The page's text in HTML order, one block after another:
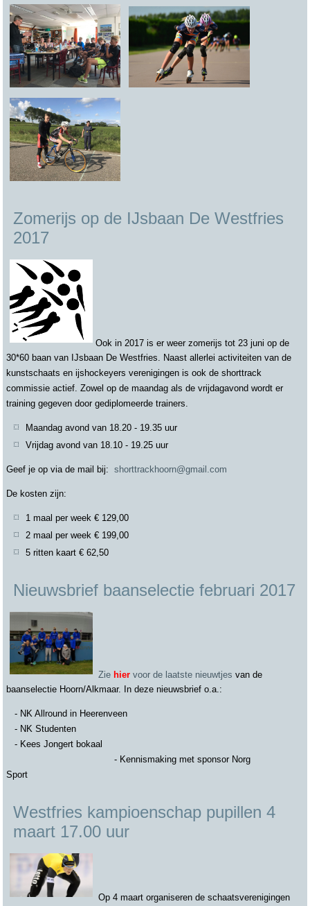
Zomerijs op de IJsbaan De Westfries
2017
Ook in 2017 is er weer zomerijs tot 23 juni op de
30*60 baan van IJsbaan De Westfries. Naast allerlei activiteiten van de
kunstschaats en ijshockeyers verenigingen is ook de shorttrack
commissie actief. Zowel op de maandag als de vrijdagavond wordt er
training gegeven door gediplomeerde trainers.
Maandag avond van 18.20 - 19.35 uur
Vrijdag avond van 18.10 - 19.25 uur
Geef je op via de mail bij:shorttrackhoorn@gmail.com
De kosten zijn:
1 maal per week € 129,00
2 maal per week € 199,00
5 ritten kaart € 62,50
Nieuwsbrief baanselectie februari 2017
Zie hier voor de laatste nieuwtjes van de
baanselectie Hoorn/Alkmaar. In deze nieuwsbrief o.a.:
- NK Allround in Heerenveen
- NK Studenten
- Kees Jongert bokaal
- Kennismaking met sponsor Norg
Sport
Westfries kampioenschap pupillen 4
maart 17.00 uur
Op 4 maart organiseren de schaatsverenigingen